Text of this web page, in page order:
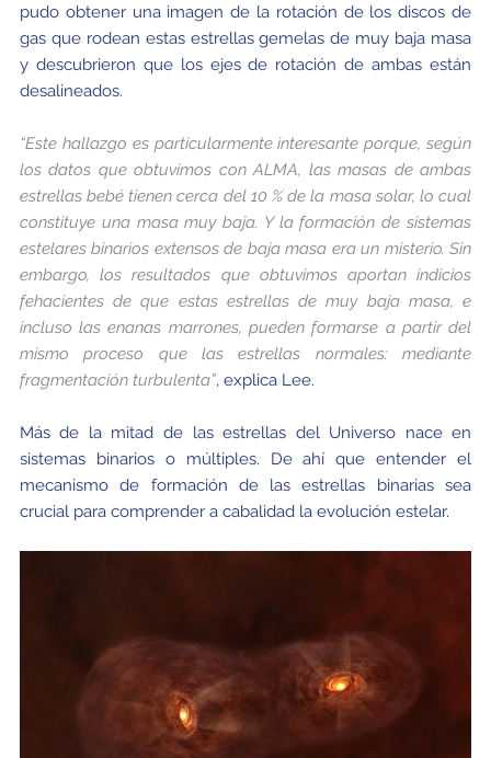
pudo obtener una imagen de la rotación de los discos de
gas que rodean estas estrellas gemelas de muy baja masa
y descubrieron que los ejes de rotación de ambas están
desalineados.
“Este hallazgo es particularmente interesante porque, según
los datos que obtuvimos con ALMA, las masas de ambas
estrellas bebé tienen cerca del 10 % de la masa solar, lo cual
constituye una masa muy baja. Y la formación de sistemas
estelares binarios extensos de baja masa era un misterio. Sin
embargo, los resultados que obtuvimos aportan indicios
fehacientes de que estas estrellas de muy baja masa, e
incluso las enanas marrones, pueden formarse a partir del
mismo proceso que las estrellas normales: mediante
fragmentación turbulenta”, explica Lee.
Más de la mitad de las estrellas del Universo nace en
sistemas binarios o múltiples. De ahí que entender el
mecanismo de formación de las estrellas binarias sea
crucial para comprender a cabalidad la evolución estelar.